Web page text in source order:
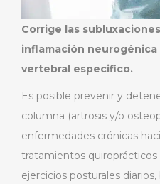
Corrige las
inflamación neurogénica
vertebral especifico.
Es posible prevenir y
columna (artrosis y/o
enfermedades crónicas
tratamientos
ejercicios posturales